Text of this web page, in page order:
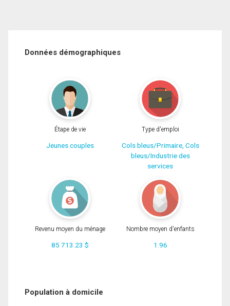
Données démographiques
Étape de vie
Jeunes couples
Type d'emploi
Cols bleus/Primaire, Cols
bleus/Industrie des
services
Revenu moyen du ménage
85 713.23 $
Nombre moyen d'enfants
1.96
Population à domicile